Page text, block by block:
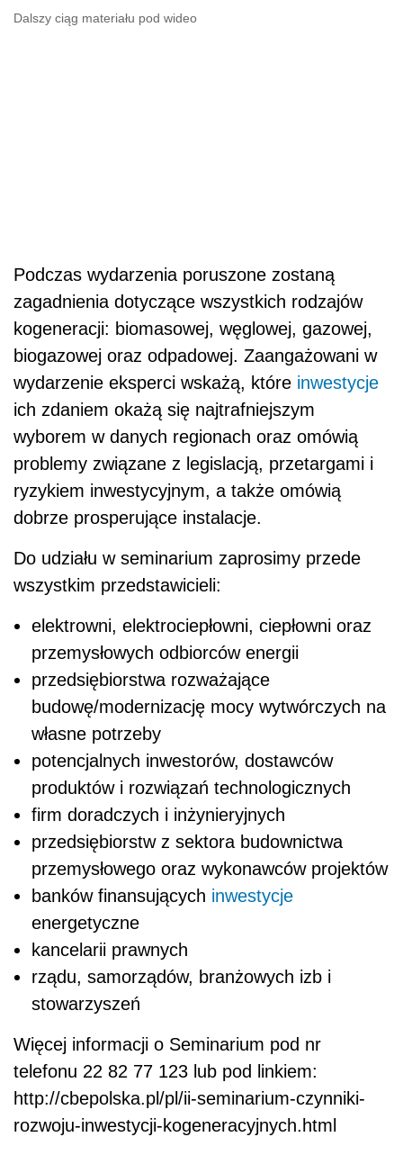
Dalszy ciąg materiału pod wideo
Podczas wydarzenia poruszone zostaną
zagadnienia dotyczące wszystkich rodzajów
kogeneracji: biomasowej, węglowej, gazowej,
biogazowej oraz odpadowej. Zaangażowani w
wydarzenie eksperci wskażą, które inwestycje
ich zdaniem okażą się najtrafniejszym
wyborem w danych regionach oraz omówią
problemy związane z legislacją, przetargami i
ryzykiem inwestycyjnym, a także omówią
dobrze prosperujące instalacje.
Do udziału w seminarium zaprosimy przede
wszystkim przedstawicieli:
elektrowni, elektrociepłowni, ciepłowni oraz
przemysłowych odbiorców energii
przedsiębiorstwa rozważające
budowę/modernizację mocy wytwórczych na
własne potrzeby
potencjalnych inwestorów, dostawców
produktów i rozwiązań technologicznych
firm doradczych i inżynieryjnych
przedsiębiorstw z sektora budownictwa
przemysłowego oraz wykonawców projektów
banków finansujących inwestycje
energetyczne
kancelarii prawnych
rządu, samorządów, branżowych izb i
stowarzyszeń
Więcej informacji o Seminarium pod nr
telefonu 22 82 77 123 lub pod linkiem:
http://cbepolska.pl/pl/ii-seminarium-czynniki-
rozwoju-inwestycji-kogeneracyjnych.html